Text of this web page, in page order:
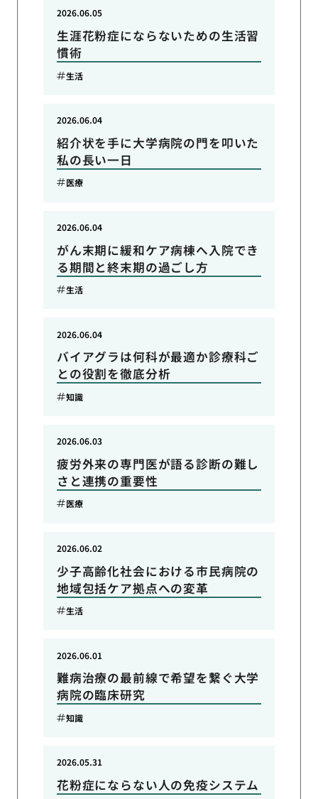
生涯花粉症にならないための生活習
慣術
2026.06.05
生活
紹介状を手に大学病院の門を叩いた
私の長い一日
2026.06.04
医療
がん末期に緩和ケア病棟へ入院でき
る期間と終末期の過ごし方
2026.06.04
生活
バイアグラは何科が最適か診療科ご
との役割を徹底分析
2026.06.04
知識
疲労外来の専門医が語る診断の難し
さと連携の重要性
2026.06.03
医療
少子高齢化社会における市民病院の
地域包括ケア拠点への変革
2026.06.02
生活
難病治療の最前線で希望を繋ぐ大学
病院の臨床研究
2026.06.01
知識
花粉症にならない人の免疫システム
2026.05.31